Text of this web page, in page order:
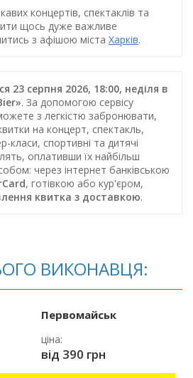
концертів, спектаклів та
щось дуже важливе
з афішою міста Харків.
23 серпня 2026, 18:00, неділя в
. За допомогою сервісу
з легкістю забронювати,
на концерт, спектакль,
класи, спортивні та дитячі
оплативши їх найбільш
через інтернет банківською
, готівкою або кур'єром,
квитка з доставкою.
ВИКОНАВЦЯ:
Первомайськ
ціна:
від 390 грн